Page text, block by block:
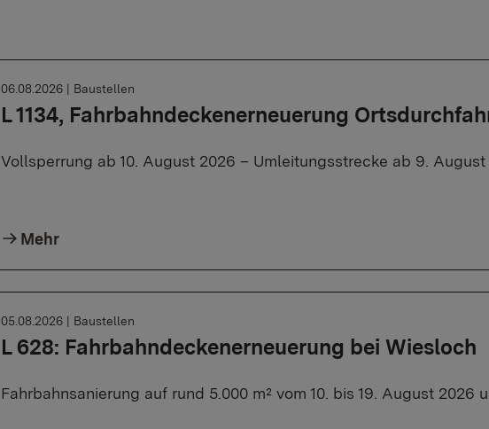
L 1134, Fahrbahndeckenerneuerung
06.08.2026 | Baustellen
Vollsperrung ab 10. August 2026 – Umleitungsstrecke ab 9.
Mehr
L 628: Fahrbahndeckenerneuerung bei Wiesloch
05.08.2026 | Baustellen
Fahrbahnsanierung auf rund 5.000 m² vom 10. bis 19. August 2026